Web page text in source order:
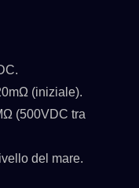
(iniziale).
(500VDC tra
del mare.